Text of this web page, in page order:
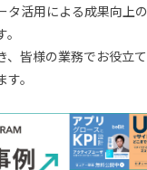
タ活用による成果向上
、皆様の業務でお役立
。